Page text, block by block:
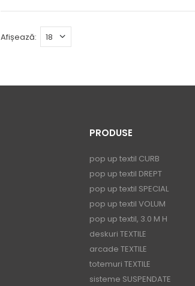
Afișează:
PRODUSE
pop up textil CURB
pop up textil DREPT
pop up textil SPECIAL
pop up textil VOLUM
pop up textil, 3.0 M H
deskuri TEXTILE
arcade TEXTILE
totemuri TEXTILE
sisteme SUSPENDATE